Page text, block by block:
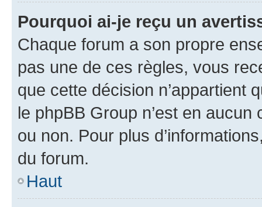
Pourquoi ai-je reçu un
Chaque forum a son propre
pas une de ces règles, vous
que cette décision n’appartient
le phpBB Group n’est en
ou non. Pour plus
du forum.
Haut